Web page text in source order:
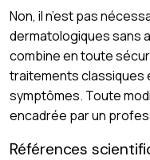
Non, il n’est pas
dermatologiques sans
combine en toute
traitements classiques
symptômes. Toute
encadrée par un
Références